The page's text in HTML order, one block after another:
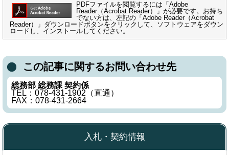
PDFファイルを閲覧するには「Adobe
Reader（Acrobat Reader）」が必要です。お持ち
でない方は、左記の「Adobe Reader（Acrobat
Reader）」ダウンロードボタンをクリックして、ソフトウェアをダウン
ロードし、インストールしてください。
この記事に関するお問い合わせ先
総務部 総務課 契約係
TEL：078-431-1902（直通）
FAX：078-431-2664
入札・契約情報